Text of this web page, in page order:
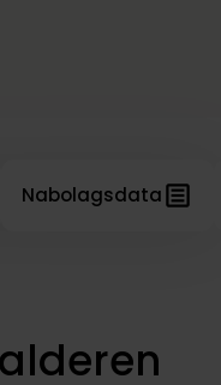
Nabolagsdata